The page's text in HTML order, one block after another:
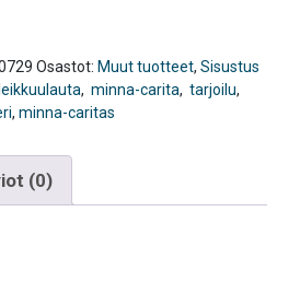
Osastot: Muut tuotteet, Sisustus
leikkuulauta, minna-carita, tarjoilu,
, minna-caritas
(0)